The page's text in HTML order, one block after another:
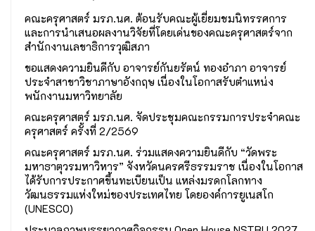
คณะครุศาสตร์ มรภ.นศ. ต้อนรับคณะผู้เยี่ยมชมนิทรรศการ
และการนำเสนอผลงานวิจัยที่โดยเด่นของคณะครุศาสตร์จาก
สำนักงานเลขาธิการวุฒิสภา
ขอแสดงความยินดีกับ อาจารย์กันยรัตน์ ทองอำภา อาจารย์
ประจำสาขาวิชาภาษาอังกฤษ เนื่องในโอกาสรับตำแหน่ง
พนักงานมหาวิทยาลัย
คณะครุศาสตร์ มรภ.นศ. จัดประชุมคณะกรรมการประจำคณะ
ครุศาสตร์ ครั้งที่ 2/2569
คณะครุศาสตร์ มรภ.นศ. ร่วมแสดงความยินดีกับ “วัดพระ
มหาธาตุวรมหาวิหาร” จังหวัดนครศรีธรรมราช เนื่องในโอกาส
ได้รับการประกาศขึ้นทะเบียนเป็น แหล่งมรดกโลกทาง
วัฒนธรรมแห่งใหม่ของประเทศไทย โดยองค์การยูเนสโก
(UNESCO)